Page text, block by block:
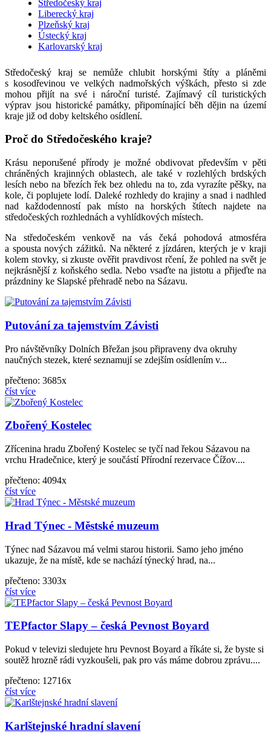
Středočeský kraj
Liberecký kraj
Plzeňský kraj
Ústecký kraj
Karlovarský kraj
Středočeský kraj se nemůže chlubit horskými štíty a pláněmi
s kosodřevinou ve velkých nadmořských výškách, přesto si zde
mohou přijít na své i nároční turisté. Zajímavý cíl turistických
výprav jsou historické památky, připomínající běh dějin na území
kraje již od doby keltského osídlení.
Proč do Středočeského kraje?
Krásu neporušené přírody je možné obdivovat především v pěti
chráněných krajinných oblastech, ale také v rozlehlých brdských
lesích nebo na březích řek bez ohledu na to, zda vyrazíte pěšky, na
kole, či poplujete lodí. Daleké rozhledy do krajiny a snad i nadhled
nad každodenností pak místo na horských štítech najdete na
středočeských rozhlednách a vyhlídkových místech.
Na středočeském venkově na vás čeká pohodová atmosféra
a spousta nových zážitků. Na některé z jízdáren, kterých je v kraji
kolem stovky, si zkuste ověřit pravdivost rčení, že pohled na svět je
nejkrásnější z koňského sedla. Nebo vsaďte na jistotu a přijeďte na
prázdniny ke Slapské přehradě nebo na Sázavu.
Putování za tajemstvím Závisti
Pro návštěvníky Dolních Břežan jsou připraveny dva okruhy
naučných stezek, které seznamují se zdejším osídlením v...
přečteno: 3685x
číst více
Zbořený Kostelec
Zřícenina hradu Zbořený Kostelec se tyčí nad řekou Sázavou na
vrchu Hradečnice, který je součástí Přírodní rezervace Čížov....
přečteno: 4094x
číst více
Hrad Týnec - Městské muzeum
Týnec nad Sázavou má velmi starou historii. Samo jeho jméno
ukazuje, že na místě, kde se nachází týnecký hrad, na...
přečteno: 3303x
číst více
TEPfactor Slapy – česká Pevnost Boyard
Pokud v televizi sledujete hru Pevnost Boyard a říkáte si, že byste si
soutěž hrozně rádi vyzkoušeli, pak pro vás máme dobrou zprávu....
přečteno: 12716x
číst více
Karlštejnské hradní slavení